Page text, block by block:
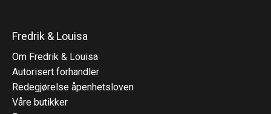
Fredrik & Louisa
Om Fredrik & Louisa
Autorisert forhandler
Redegjørelse åpenhetsloven
Våre butikker